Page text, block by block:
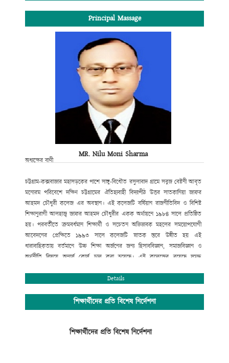
শিক্ষার শুরুতে লেখাপড়ার ব্যাপারে তোমার একটি সঠিক পরিকল্পনা প্রয়োজন।
শিক্ষাপঞ্জি এক্ষেত্রে তোমাকে গুরুত্বপূর্ণ পথ নিদের্শনা দিবে।
জনাব আলহ্বাজ রাজীব জাফর চৌধুরী
Principal Massage
MR. Nilu Moni Sharma
অধ্যক্ষের বাণী
চট্টগ্রাম-কক্সবাজার মহাসড়কের পাশে সাঙ্গু-বিধৌত রসুলাবাদ গ্রামে সবুজ বেষ্টনী আবৃত
মনোরম পরিবেশে দক্ষিণ চট্টগ্রামের ঐতিহ্যবাহী বিদ্যাপীঠ উত্তর সাতকানিয়া জাফর
আহমদ চৌধুরী কলেজ এর অবস্থান। এই কলেজটি বর্ষিয়ান রাজনীতিবিদ ও বিশিষ্ট
শিক্ষানুরাগী আলহাজ্ব জাফর আহমদ চৌধুরীর একক অর্থায়নে ১৯৮৪ সালে প্রতিষ্ঠিত
হয়। পরবর্তীতে ক্রমবর্ধমান শিক্ষার্থী ও সচেতন অভিভাবক মহলের সময়োপযোগী
আবেদনের প্রেক্ষিতে ১৯৯৩ সালে কলেজটি স্নাতক স্তরে উন্নীত হয় এই
ধারাবাহিকতায় বর্তমানে উচ্চ শিক্ষা অর্জনের জন্য হিসাববিজ্ঞান, সমাজবিজ্ঞান ও
অর্থনীতি বিষয়ে অনার্স কোর্স চালু করা হয়েছে। এই কলেজের রয়েছে সমৃদ্ধ
কর্তৃক বাস্তবায়িত “শেখ রাসেল ডিজিটাল ল্যাব”।
সহশিক্ষা কার্যক্রম সুচারুভাবে পরিচালনার জন্য রয়েছে একঝাঁক সুযোগ্য, দক্ষ ও
অভিজ্ঞ শিক্ষকমন্ডলী। উত্তর সাতকানিয়া জাফর আহমদ চৌধুরী কলেজ একাদশ-দ্বাদশ
অনুসরণ করে সঠিক ব্যবস্থাপনায় শিক্ষাজীবন পরিচালনা করতে পারে এবং আধুনিক ও
Details
শিক্ষার্থীদের প্রতি বিশেষ নির্দেশনা
শিক্ষার্থীদের প্রতি বিশেষ নির্দেশনা